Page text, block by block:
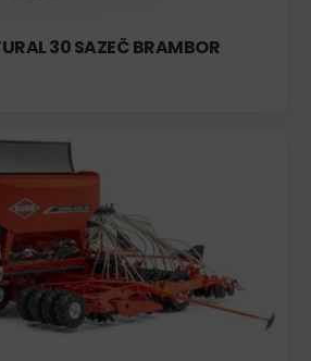
30 SAZEČ BRAMBOR